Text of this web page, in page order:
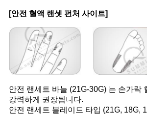
[안전 혈액 랜셋 펀처 사이트]
안전 랜세트 바늘 (21G-30G) 는 손가락
강력하게 권장됩니다.
안전 랜세트 블레이드 타입 (21G, 18G,